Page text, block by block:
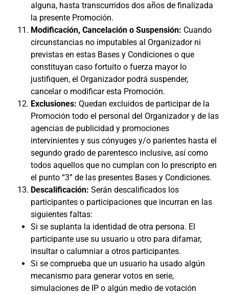
alguna, hasta transcurridos dos años de finalizada
la presente Promoción.
Modificación, Cancelación o Suspensión: Cuando
circunstancias no imputables al Organizador ni
previstas en estas Bases y Condiciones o que
constituyan caso fortuito o fuerza mayor lo
justifiquen, el Organizador podrá suspender,
cancelar o modificar esta Promoción.
Exclusiones: Quedan excluidos de participar de la
Promoción todo el personal del Organizador y de las
agencias de publicidad y promociones
intervinientes y sus cónyuges y/o parientes hasta el
segundo grado de parentesco inclusive, así como
todos aquellos que no cumplan con lo prescripto en
el punto “3” de las presentes Bases y Condiciones.
Descalificación: Serán descalificados los
participantes o participaciones que incurran en las
siguientes faltas:
Si se suplanta la identidad de otra persona. El
participante use su usuario u otro para difamar,
insultar o calumniar a otros participantes.
Si se comprueba que un usuario ha usado algún
mecanismo para generar votos en serie,
simulaciones de IP o algún medio de votación